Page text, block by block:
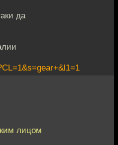
да
лицом